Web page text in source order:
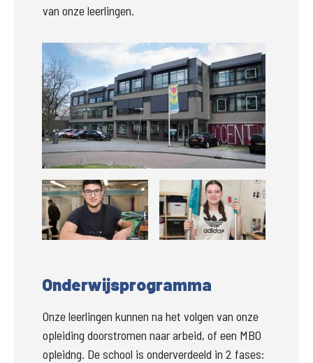
van onze leerlingen.
Groter
Groter Groter
Onderwijsprogramma
Onze leerlingen kunnen na het volgen van onze
opleiding doorstromen naar arbeid, of een MBO
opleidng. De school is onderverdeeld in 2 fases: